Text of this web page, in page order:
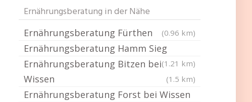
Ernährungsberatung in der Nähe
Ernährungsberatung Fürthen (0.96 km)
Ernährungsberatung Hamm Sieg
(1.21 km)
Ernährungsberatung Bitzen bei
Wissen
(1.5 km)
Ernährungsberatung Forst bei Wissen